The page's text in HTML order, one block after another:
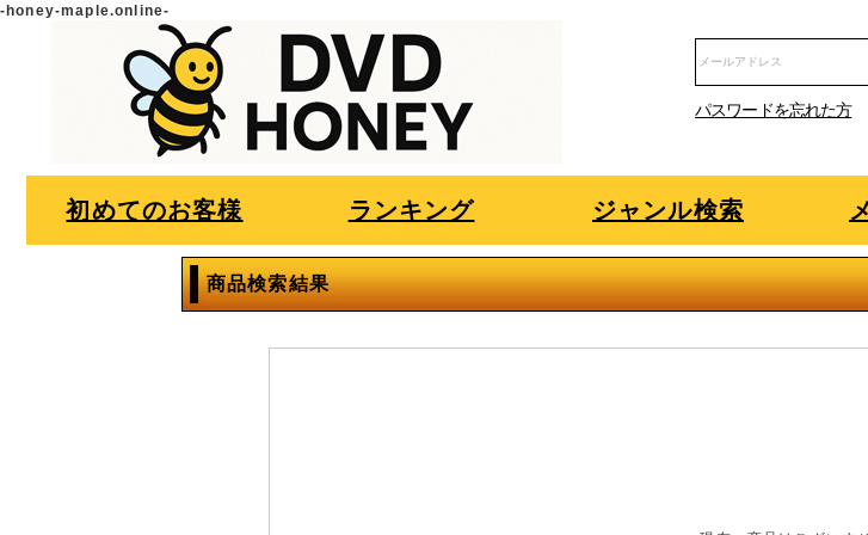
-honey-maple.online-
パスワードを忘れた方
初めてのお客様 ランキング ジャンル検索
商品検索結果